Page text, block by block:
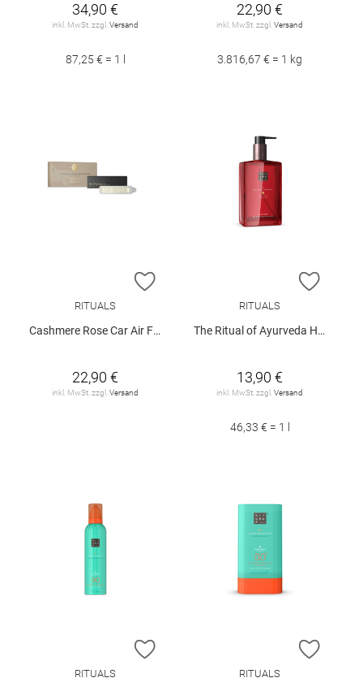
34,90 €
inkl. MwSt. zzgl.Versand
87,25 € = 1 l
22,90 €
inkl. MwSt. zzgl.Versand
3.816,67 € = 1 kg
ZUR WUNSCHLISTE HINZUFÜGEN
RITUALS
Cashmere Rose Car Air Freshener
22,90 €
inkl. MwSt. zzgl.Versand
ZUR
RITUALS
The Ritual of Ayurveda Hand Wash 300ml
13,90 €
inkl. MwSt. zzgl.Versand
46,33 € = 1 l
ZUR WUNSCHLISTE HINZUFÜGEN
RITUALS
ZUR
RITUALS